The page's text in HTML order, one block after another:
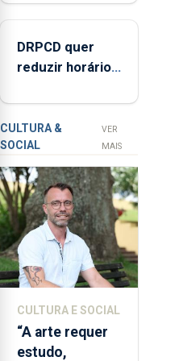
de
compra,
investimento
de
2,3
milhões
de
euros.
nos Açores
DRPCD quer
reduzir horário
álcool na Região
CULTURA &
SOCIAL
VER
MAIS
CULTURA E SOCIAL
“A arte requer
estudo,